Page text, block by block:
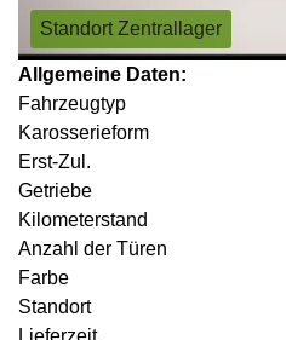
Standort Zentrallager
Allgemeine Daten:
Fahrzeugtyp
Karosserieform
Erst-Zul.
Getriebe
Kilometerstand
Anzahl der Türen
Farbe
Standort
Lieferzeit